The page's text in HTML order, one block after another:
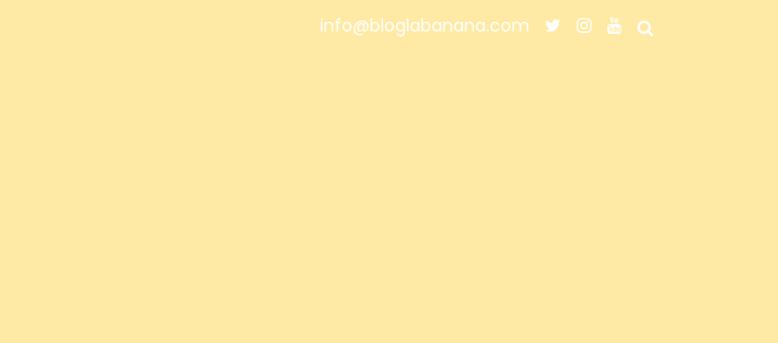
info@bloglabanana.com